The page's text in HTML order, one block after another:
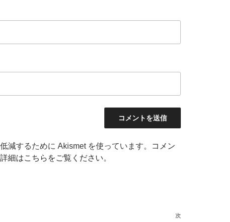
減するために Akismet を使っています。
コメン
細はこちらをご覧ください。
次
次